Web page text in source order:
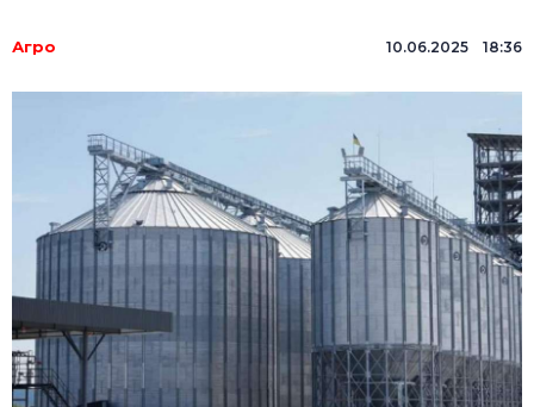
Агро 10.06.2025 18:36